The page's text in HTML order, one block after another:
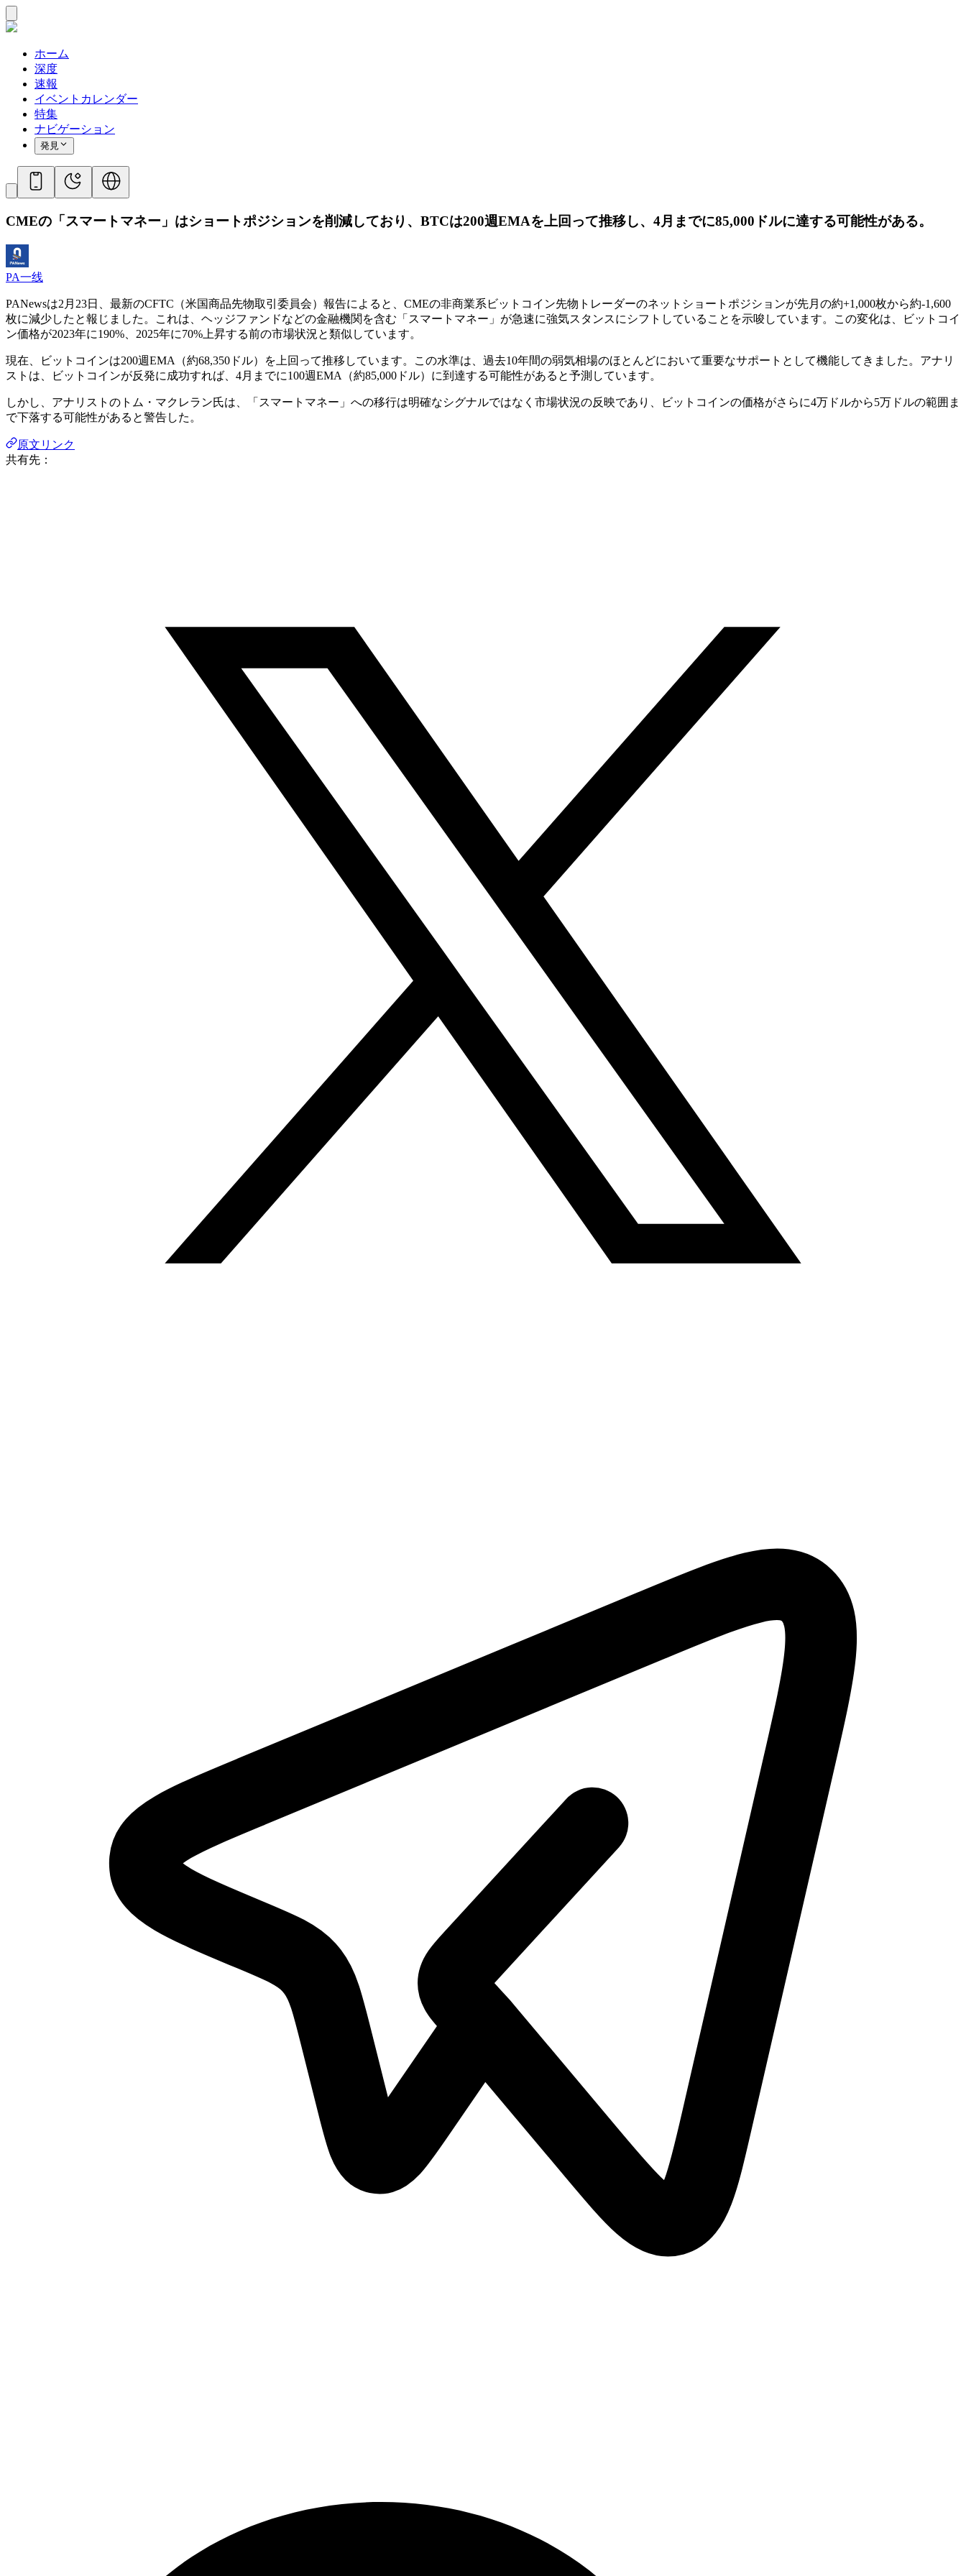
ホーム
深度
速報
イベントカレンダー
特集
ナビゲーション
発見
CMEの「スマートマネー」はショートポジションを削減しており、BTCは200週EMAを上回って推移し、4月までに85,000ドルに達する可能性がある。
PA一线
PANewsは2月23日、最新のCFTC（米国商品先物取引委員会）報告によると、CMEの非商業系ビットコイン先物トレーダーのネットショートポジションが先月の約+1,000枚から約-1,600
枚に減少したと報じました。これは、ヘッジファンドなどの金融機関を含む「スマートマネー」が急速に強気スタンスにシフトしていることを示唆しています。この変化は、ビットコイ
ン価格が2023年に190%、2025年に70%上昇する前の市場状況と類似しています。
現在、ビットコインは200週EMA（約68,350ドル）を上回って推移しています。この水準は、過去10年間の弱気相場のほとんどにおいて重要なサポートとして機能してきました。アナリ
ストは、ビットコインが反発に成功すれば、4月までに100週EMA（約85,000ドル）に到達する可能性があると予測しています。
しかし、アナリストのトム・マクレラン氏は、「スマートマネー」への移行は明確なシグナルではなく市場状況の反映であり、ビットコインの価格がさらに4万ドルから5万ドルの範囲ま
で下落する可能性があると警告した。
原文リンク
共有先：